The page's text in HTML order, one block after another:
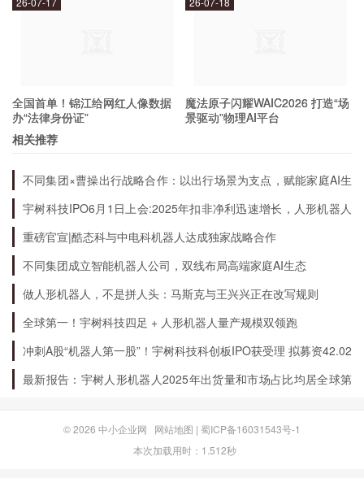
首先，化工行业的市场竞争较为激烈，公司的盈利
能力可能受到影响。其次，该股票的成交量较低，
流动性不足，存在较大的风险。此外，该股票的股
价波动较大，需要投资者保持谨慎心态并做好风险
控制。
综上所述，投资者在投资000850股票时需要充分
了解相关信息，做好投资规划和风险控制，同时应
持有谨慎态度，以免造成不必要的损失。
全国首单！锦江给网红人像数据
办“法律身份证”
魔法原子闪耀WAIC2026 打造“场
景驱动”物理AI平台
相关推荐
不同集团×曹操出行战略合作：以出行场景为支点，赋能家庭AI生
态升级
宇树科技IPO6月1日上会:2025年扣非净利迅速增长，人形机器人
出货量全球第一
重磅官宣|酷态科与中电科机器人达成独家战略合作
不同集团成立智能机器人公司，双线布局高端家庭AI生态
做人形机器人，不是拼人头：马斯克与王兴兴正在改写规则
全球第一！宇树科技四足 + 人形机器人量产规模双领跑
冲刺A股“机器人第一股”！宇树科技科创板IPO获受理 拟募资42.02
亿元
最新报告：宇树人形机器人2025年出货量和市场占比均居全球第
© 2026 中小企业网 网站地图 | 蜀ICP备16031543号-1
本次加载用时：1.512秒